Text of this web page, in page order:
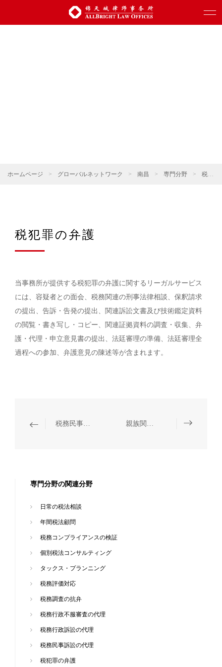
ホームページ > グローバルネットワーク > 南昌 > 専門分野 > 税法
税犯罪の弁護
当事務所が提供する税犯罪の弁護に関するリーガルサービス
には、容疑者との面会、税務関連の刑事法律相談、保釈請求
の提出、告訴・告発の提出、関連訴訟文書及び技術鑑定資料
の閲覧・書き写し・コピー、関連証拠資料の調査・収集、弁
護・代理・申立意見書の提出、法廷審理の準備、法廷審理全
過程への参加、弁護意見の陳述等が含まれます。
税務民事訴訟の代理 親族関係・ウェルスマネジメント
専門分野の関連分野
日常の税法相談
年間税法顧問
税務コンプライアンスの検証
個別税法コンサルティング
タックス・プランニング
税務評価対応
税務調査の抗弁
税務行政不服審査の代理
税務行政訴訟の代理
税務民事訴訟の代理
税犯罪の弁護